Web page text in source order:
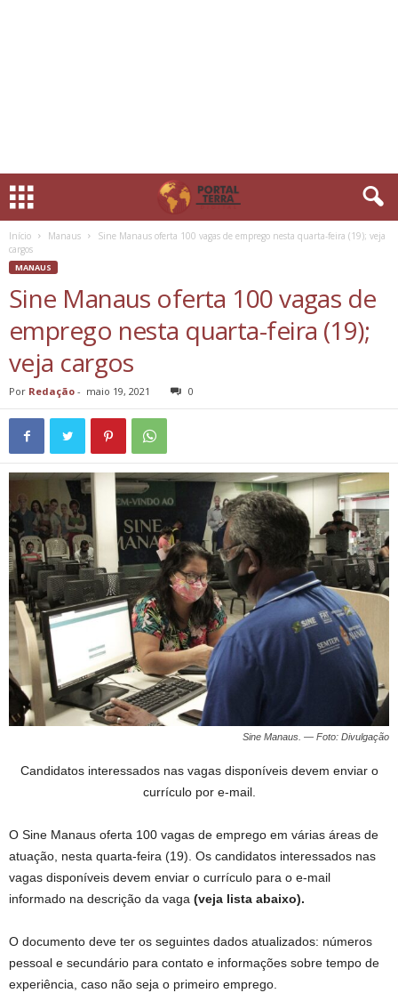
Início Manaus
Sine Manaus oferta 100 vagas de emprego nesta quarta-feira (19); veja
cargos
MANAUS
Sine Manaus oferta 100 vagas de
emprego nesta quarta-feira (19);
veja cargos
Por Redação - maio 19, 2021 0
Sine Manaus. — Foto: Divulgação
Candidatos interessados nas vagas disponíveis devem enviar o
currículo por e-mail.
O Sine Manaus oferta 100 vagas de emprego em várias áreas de
atuação, nesta quarta-feira (19). Os candidatos interessados nas
vagas disponíveis devem enviar o currículo para o e-mail
informado na descrição da vaga (veja lista abaixo).
O documento deve ter os seguintes dados atualizados: números
pessoal e secundário para contato e informações sobre tempo de
experiência, caso não seja o primeiro emprego.